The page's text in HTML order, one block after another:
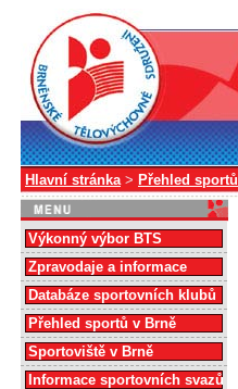
Hlavní stránka> Přehled sportů
Výkonný výbor BTS
Zpravodaje a informace
Databáze sportovních klubů
Přehled sportů v Brně
Sportoviště v Brně
Informace sportovních svazů